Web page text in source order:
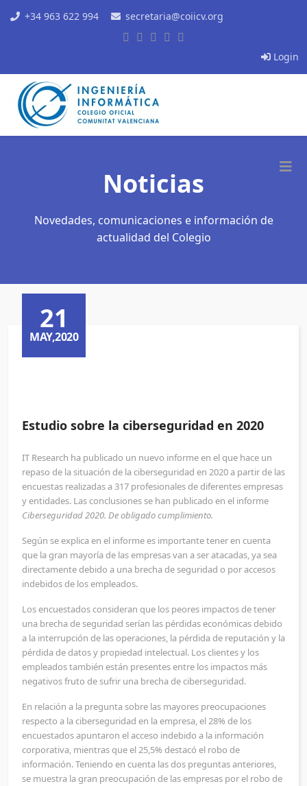
+34 963 622 994 secretaria@coiicv.org
Login
Noticias
Novedades, comunicaciones e información de
actualidad del Colegio
21
MAY,2020
Estudio sobre la ciberseguridad en 2020
IT Research ha publicado un nuevo informe en el que hace un
repaso de la situación de la ciberseguridad en 2020 a partir de las
encuestas realizadas a 317 profesionales de diferentes empresas
y entidades. Las conclusiones se han publicado en el informe
Ciberseguridad 2020. De obligado cumplimiento.
Según se explica en el informe es importante tener en cuenta
que la gran mayoría de las empresas van a ser atacadas, ya sea
directamente debido a una brecha de seguridad o por accesos
indebidos de los empleados.
Los encuestados consideran que los peores impactos de tener
una brecha de seguridad serían las pérdidas económicas debido
a la interrupción de las operaciones, la pérdida de reputación y la
pérdida de datos y propiedad intelectual. Los clientes y los
empleados también están presentes entre los impactos más
negativos fruto de sufrir una brecha de ciberseguridad.
En relación a la pregunta sobre las mayores preocupaciones
respecto a la ciberseguridad en la empresa, el 28% de los
encuestados apuntaron el acceso indebido a la información
corporativa, mientras que el 25,5% destacó el robo de
información. Teniendo en cuenta las dos preguntas anteriores,
se muestra la gran preocupación de las empresas por el robo de